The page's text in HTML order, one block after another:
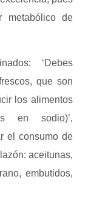
metabólico de
‘Debes
que son
los alimentos
en sodio)’,
el consumo de
aceitunas,
embutidos,